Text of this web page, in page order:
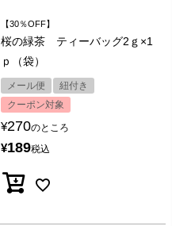
【30％OFF】
桜の緑茶 ティーバッグ2ｇ×1
ｐ（袋）
メール便
紐付き
クーポン対象
¥270のところ
¥189税込